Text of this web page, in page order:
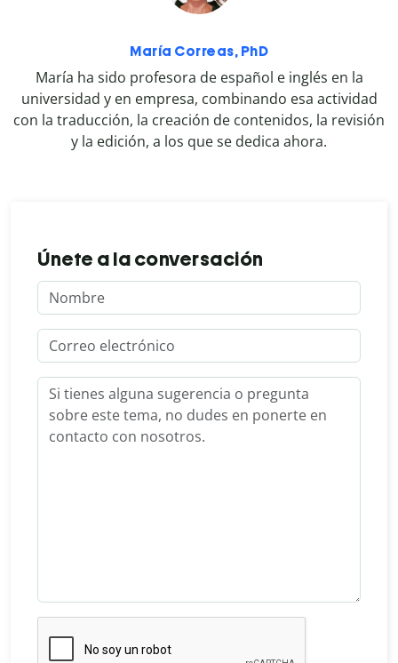
María Correas, PhD
María ha sido profesora de español e inglés en la
universidad y en empresa, combinando esa actividad
con la traducción, la creación de contenidos, la revisión
y la edición, a los que se dedica ahora.
Únete a la conversación